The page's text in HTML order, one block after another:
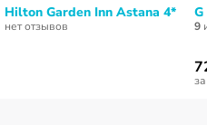
Hilton Garden Inn Astana 4*
нет отзывов 9